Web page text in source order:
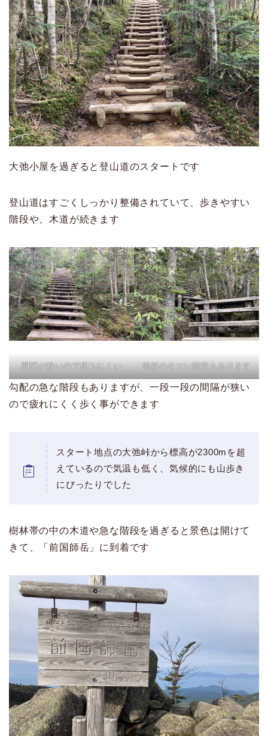
大弛小屋を過ぎると登山道のスタートです
登山道はすごくしっかり整備されていて、歩きやすい
階段や、木道が続きます
間隔が狭いので疲れにくい 傾斜のキツい階段もあります
勾配の急な階段もありますが、一段一段の間隔が狭い
ので疲れにくく歩く事ができます
スタート地点の大弛峠から標高が2300mを超
えているので気温も低く、気候的にも山歩き
にぴったりでした
樹林帯の中の木道や急な階段を過ぎると景色は開けて
きて、「前国師岳」に到着です